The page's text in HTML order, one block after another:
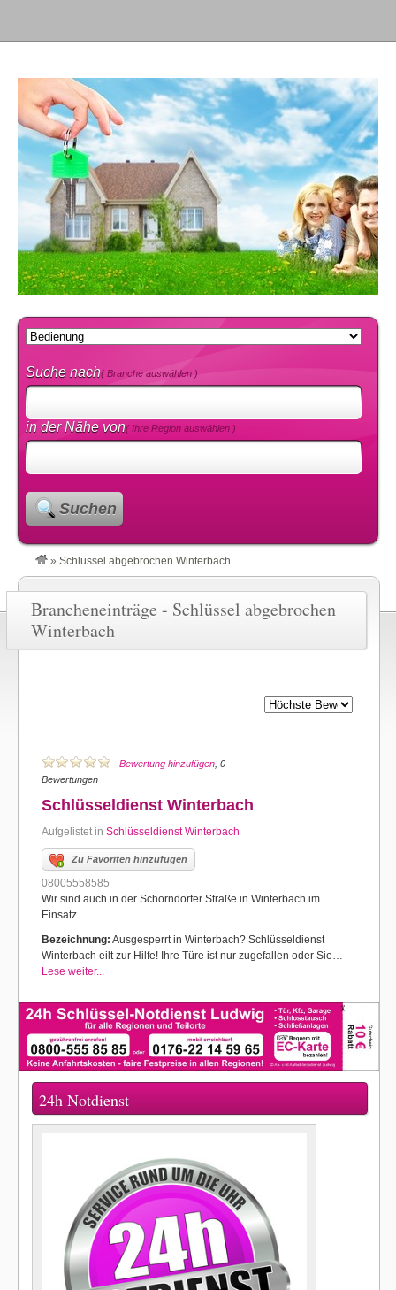
Suche nach( Branche auswählen )
in der Nähe von( Ihre Region auswählen )
Suchen
» Schlüssel abgebrochen Winterbach
Brancheneinträge - Schlüssel abgebrochen
Winterbach
Bewertung hinzufügen , 0
Bewertungen
Schlüsseldienst Winterbach
Aufgelistet in Schlüsseldienst Winterbach
Zu Favoriten hinzufügen
08005558585
Wir sind auch in der Schorndorfer Straße in Winterbach im
Einsatz
Bezeichnung: Ausgesperrt in Winterbach? Schlüsseldienst
Winterbach eilt zur Hilfe! Ihre Türe ist nur zugefallen oder Sie…
Lese weiter...
24h Notdienst